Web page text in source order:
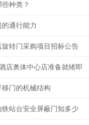
种类？
通行能力
转门采购项目招标公告
店奥体中心店准备就绪即
移门的机械结构
铁站台安全屏蔽门知多少